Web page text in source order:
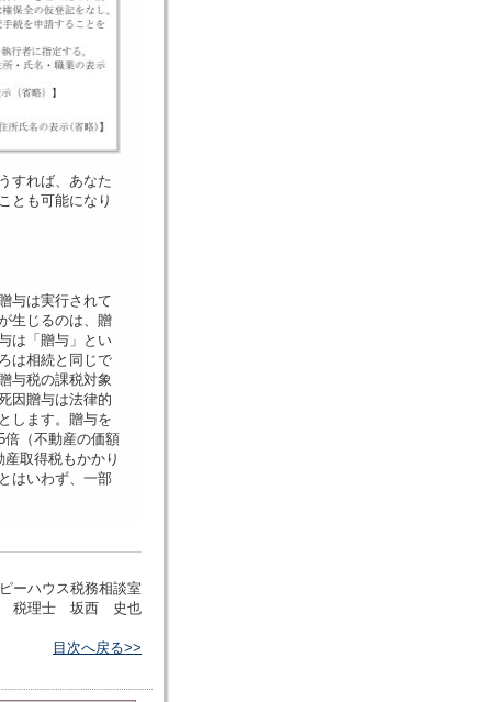
すれば、あなた
とも可能になり
与は実行されて
生じるのは、贈
は「贈与」とい
は相続と同じで
与税の課税対象
因贈与は法律的
します。贈与を
倍（不動産の価額
取得税もかかり
はいわず、一部
ーハウス税務相談室
税理士 坂西 史也
目次へ戻る>>